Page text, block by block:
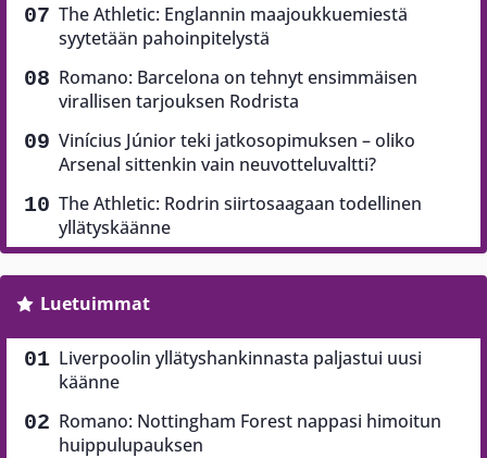
The Athletic: Englannin maajoukkuemiestä
syytetään pahoinpitelystä
Romano: Barcelona on tehnyt ensimmäisen
virallisen tarjouksen Rodrista
Vinícius Júnior teki jatkosopimuksen – oliko
Arsenal sittenkin vain neuvotteluvaltti?
The Athletic: Rodrin siirtosaagaan todellinen
yllätyskäänne
Luetuimmat
Liverpoolin yllätyshankinnasta paljastui uusi
käänne
Romano: Nottingham Forest nappasi himoitun
huippulupauksen